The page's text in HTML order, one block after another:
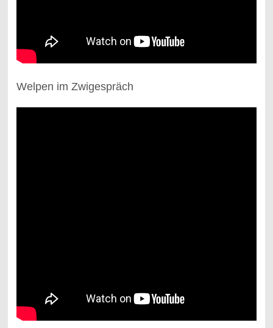
Welpen im Zwigespräch